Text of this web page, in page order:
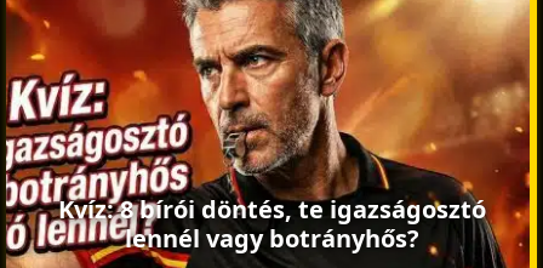
Kvíz: 8 bírói döntés, te igazságosztó
lennél vagy botrányhős?